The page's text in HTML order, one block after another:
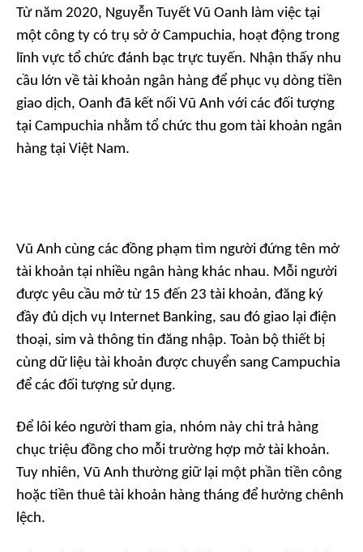
Từ năm 2020, Nguyễn Tuyết Vũ Oanh làm việc tại
một công ty có trụ sở ở Campuchia, hoạt động trong
lĩnh vực tổ chức đánh bạc trực tuyến. Nhận thấy nhu
cầu lớn về tài khoản ngân hàng để phục vụ dòng tiền
giao dịch, Oanh đã kết nối Vũ Anh với các đối tượng
tại Campuchia nhằm tổ chức thu gom tài khoản ngân
hàng tại Việt Nam.
Vũ Anh cùng các đồng phạm tìm người đứng tên mở
tài khoản tại nhiều ngân hàng khác nhau. Mỗi người
được yêu cầu mở từ 15 đến 23 tài khoản, đăng ký
đầy đủ dịch vụ Internet Banking, sau đó giao lại điện
thoại, sim và thông tin đăng nhập. Toàn bộ thiết bị
cùng dữ liệu tài khoản được chuyển sang Campuchia
để các đối tượng sử dụng.
Để lôi kéo người tham gia, nhóm này chi trả hàng
chục triệu đồng cho mỗi trường hợp mở tài khoản.
Tuy nhiên, Vũ Anh thường giữ lại một phần tiền công
hoặc tiền thuê tài khoản hàng tháng để hưởng chênh
lệch.